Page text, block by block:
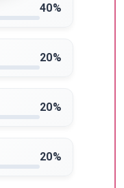
40%
20%
20%
20%